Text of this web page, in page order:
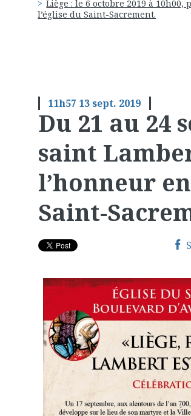
Liège : le 6 octobre 2019 à
l’église du Saint-Sacrement.
11h57 13sept. 2019
Du 21 au 24
saint
l’honneur
Saint-